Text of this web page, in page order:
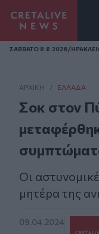
Homepage
ΣAΒΒΑΤΟ 8.8.2026/
ΑΡΧΙΚΗ / ΕΛΛΆΔΑ
Σοκ στον
Οι
μητέρα της
09.04.2024